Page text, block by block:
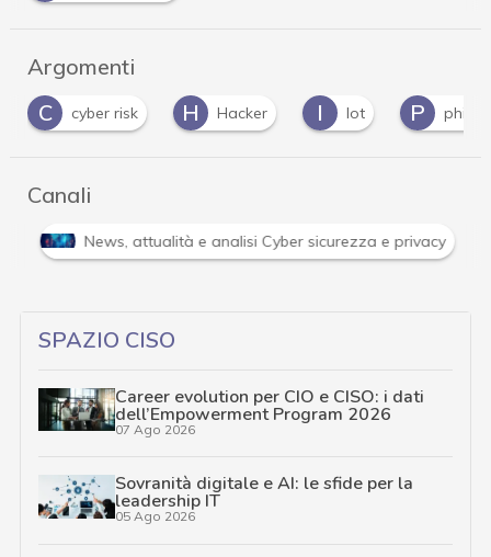
Argomenti
H
Hacker I Iot P phishing S
Canali
Attacchi hacker e Malware: le ultime news in tempo
SPAZIO CISO
Career evolution per CIO e CISO: i dati
dell’Empowerment Program 2026
07 Ago 2026
Sovranità digitale e AI: le sfide per la
leadership IT
05 Ago 2026